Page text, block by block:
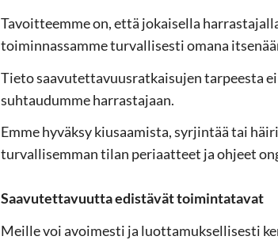
Ta­voit­teem­me on, että jo­kai­sel­la
toi­min­nas­sam­me tur­val­li­ses­ti omana
Tieto saa­vu­tet­ta­vuus­rat­kai­su­jen tar­pees­ta
suh­tau­dum­me har­ras­ta­jaan.
Emme hy­väk­sy kiusaa­mis­ta, syr­jin­tää tai
tur­val­li­sem­man tilan pe­ri­aat­teet ja oh­jeet
Saa­vu­tet­ta­vuut­ta edis­tä­vät toi­min­ta­ta­vat
Meil­le voi avoi­mes­ti ja luot­ta­muk­sel­li­ses­ti